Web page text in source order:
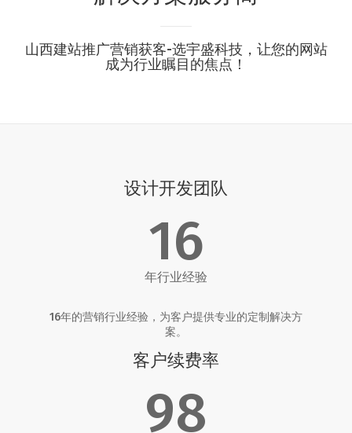
山西建站推广营销获客-选宇盛科技，让您的网站
成为行业瞩目的焦点！
设计开发团队
16
年行业经验
16年的营销行业经验，为客户提供专业的定制解决方
案。
客户续费率
98